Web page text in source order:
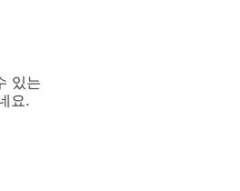
있는
요.